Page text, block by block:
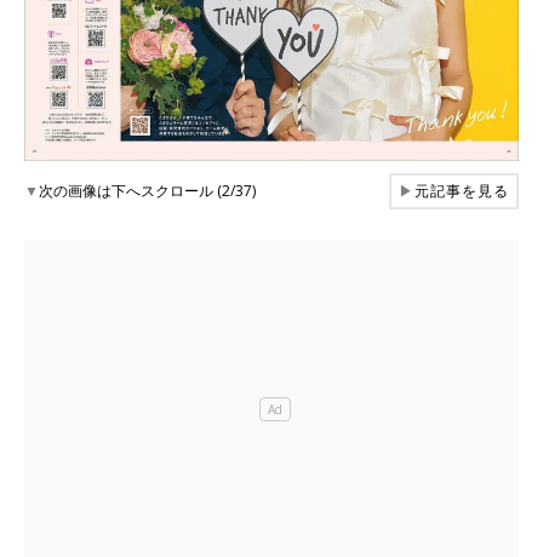
▼次の画像は下へスクロール (2/37) ▶元記事を見る